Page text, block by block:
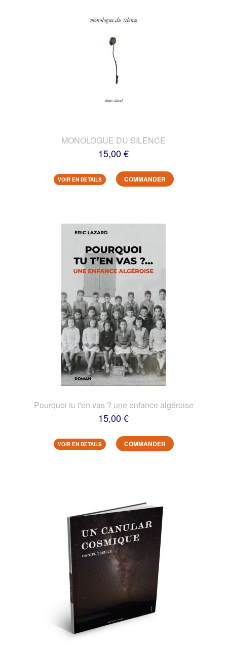
MONOLOGUE DU SILENCE
15,00 €
VOIR EN DETAILS COMMANDER
Pourquoi tu t'en vas ? une enfance algéroise
15,00 €
VOIR EN DETAILS COMMANDER